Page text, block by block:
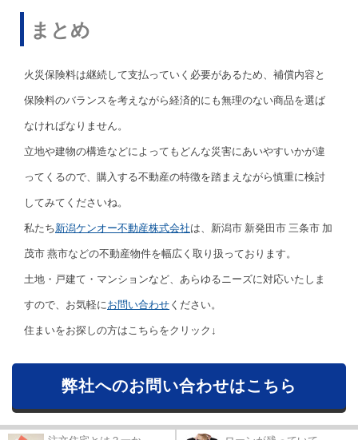
まとめ
火災保険料は継続して支払っていく必要があるため、補償内容と
保険料のバランスを考えながら経済的にも無理のない商品を選ば
なければなりません。
立地や建物の構造などによってもどんな災害にあいやすいかが違
ってくるので、購入する不動産の特徴を踏まえながら慎重に検討
してみてくださいね。
私たち新潟ケンオー不動産株式会社は、新潟市 新発田市 三条市 加
茂市 燕市などの不動産物件を幅広く取り扱っております。
土地・戸建て・マンションなど、あらゆるニーズに対応いたしま
すので、お気軽に お問い合わせ ください。
住まいをお探しの方はこちらをクリック↓
弊社へのお問い合わせはこちら